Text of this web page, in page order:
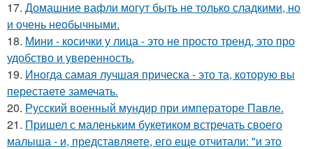
17. Домашние вафли могут быть не только сладкими, но
и очень необычными.
18. Мини - косички у лица - это не просто тренд, это про
удобство и уверенность.
19. Иногда самая лучшая прическа - это та, которую вы
перестаете замечать.
20. Русский военный мундир при императоре Павле.
21. Пришел с маленьким букетиком встречать своего
малыша - и, представляете, его еще отчитали: "и это